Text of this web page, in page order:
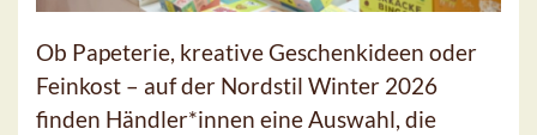
Ob Papeterie, kreative Geschenkideen oder
Feinkost – auf der Nordstil Winter 2026
finden Händler*innen eine Auswahl, die